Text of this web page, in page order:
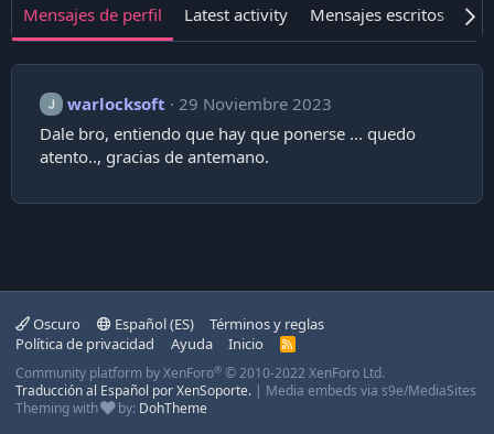
Mensajes de perfil Latest activity Mensajes escritos
warlocksoft
29 Noviembre 2023
Dale bro, entiendo que hay que ponerse ... quedo
atento.., gracias de antemano.
Oscuro Español (ES)
Términos y reglas
Política de privacidad
Ayuda Inicio
R
S
Community platform by XenForo® © 2010-2022 XenForo Ltd.
Traducción al Español por XenSoporte. | Media embeds via s9e/MediaSites
Theming with
by: DohTheme